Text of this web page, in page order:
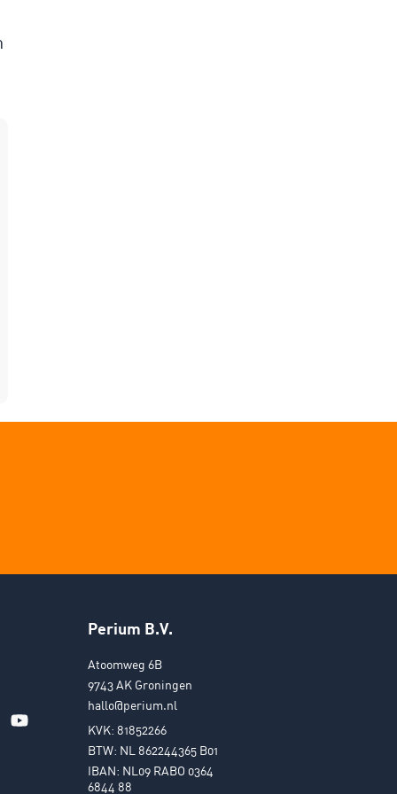
Perium B.V.
Atoomweg 6B
9743 AK Groningen
hallo@perium.nl
KVK: 81852266
BTW: NL 862244365 B01
IBAN: NL09 RABO 0364
6844 88